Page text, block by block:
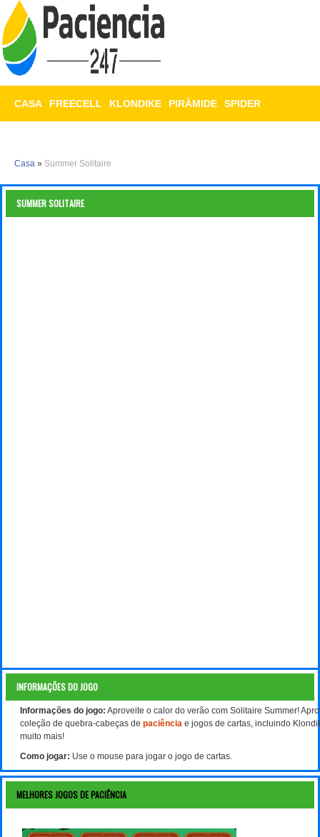
CASA FREECELL KLONDIKE PIRÂMIDE SPIDER
Casa » Summer Solitaire
SUMMER SOLITAIRE
INFORMAÇÕES DO JOGO
Informações do jogo: Aproveite o calor do verão com Solitaire Summer!
coleção de quebra-cabeças de paciência e jogos de cartas, incluindo
muito mais!
Como jogar: Use o mouse para jogar o jogo de cartas.
MELHORES JOGOS DE PACIÊNCIA